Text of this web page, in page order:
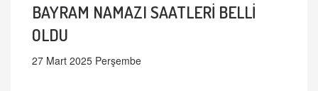
BAYRAM NAMAZI SAATLERİ BELLİ
OLDU
27 Mart 2025 Perşembe